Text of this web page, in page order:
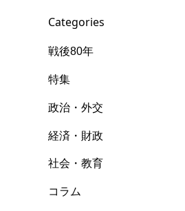
Categories
戦後80年
特集
政治・外交
経済・財政
社会・教育
コラム